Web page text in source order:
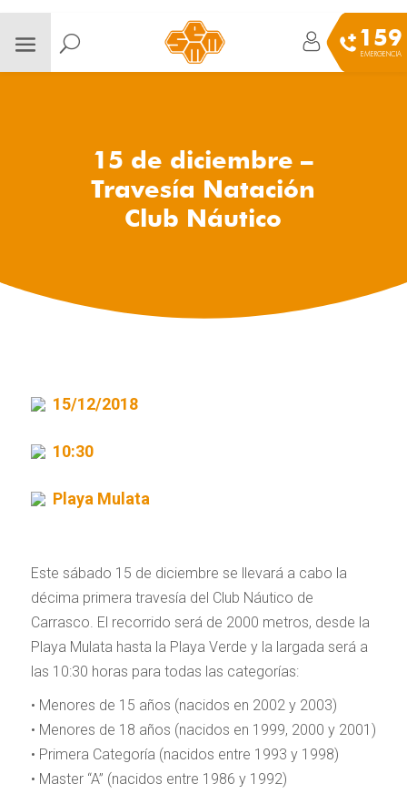
159
EMERGENCIA
15 de diciembre –
Travesía Natación
Club Náutico
15/12/2018
10:30
Playa Mulata
Este sábado 15 de diciembre se llevará a cabo la
décima primera travesía del Club Náutico de
Carrasco. El recorrido será de 2000 metros, desde la
Playa Mulata hasta la Playa Verde y la largada será a
las 10:30 horas para todas las categorías:
• Menores de 15 años (nacidos en 2002 y 2003)
• Menores de 18 años (nacidos en 1999, 2000 y 2001)
• Primera Categoría (nacidos entre 1993 y 1998)
• Master “A” (nacidos entre 1986 y 1992)